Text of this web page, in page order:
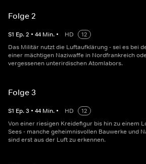
Folge 2
S1 Ep.2 • 44 Min. • HD
12
Das Militär nutzt die Luftaufklärung - sei es bei
einer mächtigen Naziwaffe in Nordfrankreich
vergessenen unterirdischen Atomlabors.
Folge 3
S1 Ep.3 • 44 Min. • HD
12
Von einer riesigen Kreidefigur bis hin zu einem
Sees - manche geheimnisvollen Bauwerke und
sind erst aus der Luft zu erkennen.